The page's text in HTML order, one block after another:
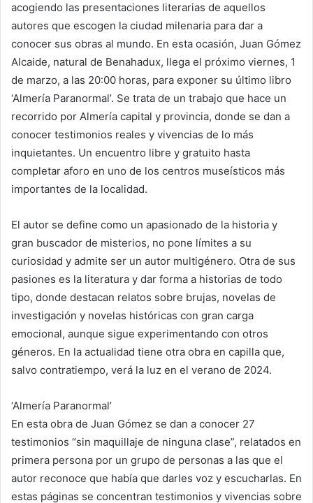
acogiendo las presentaciones literarias de aquellos
autores que escogen la ciudad milenaria para dar a
conocer sus obras al mundo. En esta ocasión, Juan Gómez
Alcaide, natural de Benahadux, llega el próximo viernes, 1
de marzo, a las 20:00 horas, para exponer su último libro
‘Almería Paranormal’. Se trata de un trabajo que hace un
recorrido por Almería capital y provincia, donde se dan a
conocer testimonios reales y vivencias de lo más
inquietantes. Un encuentro libre y gratuito hasta
completar aforo en uno de los centros museísticos más
importantes de la localidad.
El autor se define como un apasionado de la historia y
gran buscador de misterios, no pone límites a su
curiosidad y admite ser un autor multigénero. Otra de sus
pasiones es la literatura y dar forma a historias de todo
tipo, donde destacan relatos sobre brujas, novelas de
investigación y novelas históricas con gran carga
emocional, aunque sigue experimentando con otros
géneros. En la actualidad tiene otra obra en capilla que,
salvo contratiempo, verá la luz en el verano de 2024.
‘Almería Paranormal’
En esta obra de Juan Gómez se dan a conocer 27
testimonios “sin maquillaje de ninguna clase”, relatados en
primera persona por un grupo de personas a las que el
autor reconoce que había que darles voz y escucharlas. En
estas páginas se concentran testimonios y vivencias sobre